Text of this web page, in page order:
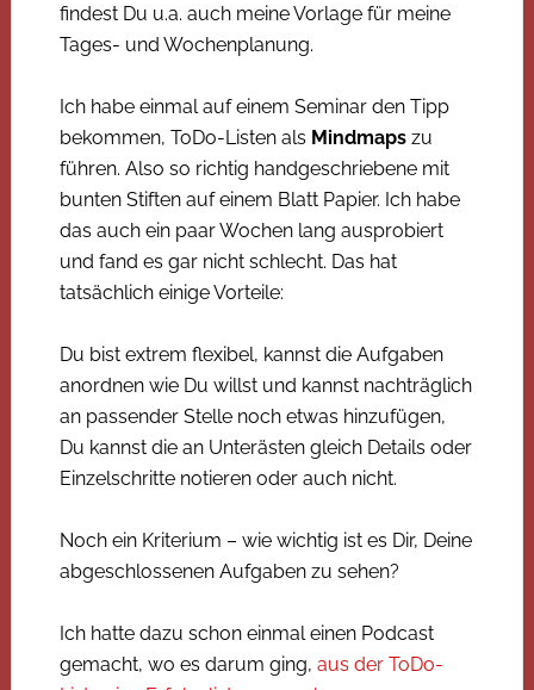
findest Du u.a. auch meine Vorlage für meine
Tages- und Wochenplanung.
Ich habe einmal auf einem Seminar den Tipp
bekommen, ToDo-Listen als Mindmapszu
führen. Also so richtig handgeschriebene mit
bunten Stiften auf einem Blatt Papier. Ich habe
das auch ein paar Wochen lang ausprobiert
und fand es gar nicht schlecht. Das hat
tatsächlich einige Vorteile:
Du bist extrem flexibel, kannst die Aufgaben
anordnen wie Du willst und kannst nachträglich
an passender Stelle noch etwas hinzufügen,
Du kannst die an Unterästen gleich Details oder
Einzelschritte notieren oder auch nicht.
Noch ein Kriterium – wie wichtig ist es Dir, Deine
abgeschlossenen Aufgaben zu sehen?
Ich hatte dazu schon einmal einen Podcast
gemacht, wo es darum ging, aus der ToDo-